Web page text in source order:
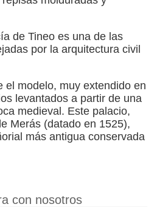
de Tineo es una de las
por la arquitectura civil
el modelo, muy extendido en
levantados a partir de una
medieval. Este palacio,
Merás (datado en 1525),
más antigua conservada
con nosotros